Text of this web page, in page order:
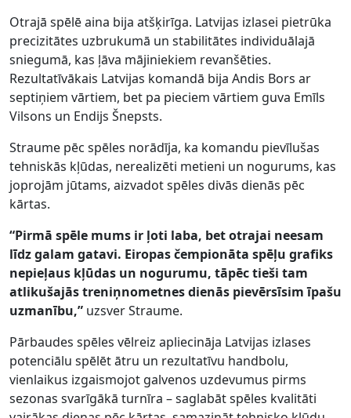
Otrajā spēlē aina bija atšķirīga. Latvijas izlasei pietrūka
precizitātes uzbrukumā un stabilitātes individuālajā
sniegumā, kas ļāva mājiniekiem revanšēties.
Rezultatīvākais Latvijas komandā bija Andis Bors ar
septiņiem vārtiem, bet pa pieciem vārtiem guva Emīls
Vilsons un Endijs Šnepsts.
Straume pēc spēles norādīja, ka komandu pievīlušas
tehniskās kļūdas, nerealizēti metieni un nogurums, kas
joprojām jūtams, aizvadot spēles divās dienās pēc
kārtas.
“Pirmā spēle mums ir ļoti laba, bet otrajai neesam
līdz galam gatavi. Eiropas čempionāta spēļu grafiks
nepieļaus kļūdas un nogurumu, tāpēc tieši tam
atlikušajās treniņnometnes dienās pievērsīsim īpašu
uzmanību,” uzsver Straume.
Pārbaudes spēles vēlreiz apliecināja Latvijas izlases
potenciālu spēlēt ātru un rezultatīvu handbolu,
vienlaikus izgaismojot galvenos uzdevumus pirms
sezonas svarīgākā turnīra – saglabāt spēles kvalitāti